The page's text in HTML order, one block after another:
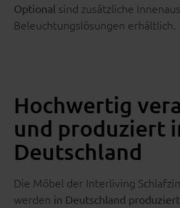
Optional sind zusätzliche
Beleuchtungslösungen erhältlich.
Hochwertig
und produziert
Deutschland
Die Möbel der Interliving
werden in Deutschland produziert